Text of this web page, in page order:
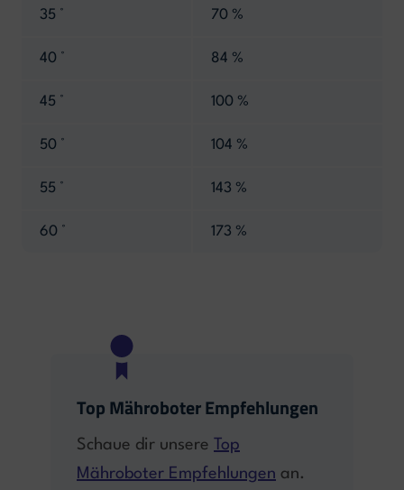
35 ° 70 %
40 ° 84 %
45 ° 100 %
50 ° 104 %
55 ° 143 %
60 ° 173 %
Top Mähroboter Empfehlungen
Schaue dir unsere
Top
Mähroboter Empfehlungen an.